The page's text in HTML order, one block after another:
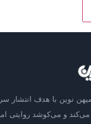
نوین با هدف انتشار
و می‌کوشد روایتی